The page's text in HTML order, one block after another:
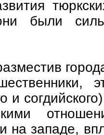
были
и
на западе,